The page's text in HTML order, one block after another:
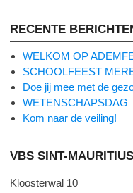
RECENTE
WELKOM OP
SCHOOLFEEST
Doe jij mee met de
WETENSCHAPSDAG
Kom naar de veiling!
VBS SINT-MAURITIUS
Kloosterwal 10